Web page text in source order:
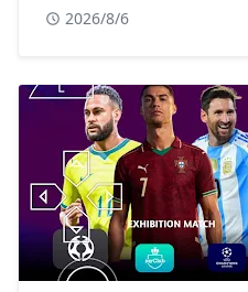
2026/8/6